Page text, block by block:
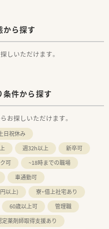
ら探す
しいただけます。
件から探す
お探しいただけます。
日祝休み
週32h以上
新卒可
可
~18時までの職場
車通勤可
以上)
寮・借上社宅あり
60歳以上可
管理職
定薬剤師取得支援あり